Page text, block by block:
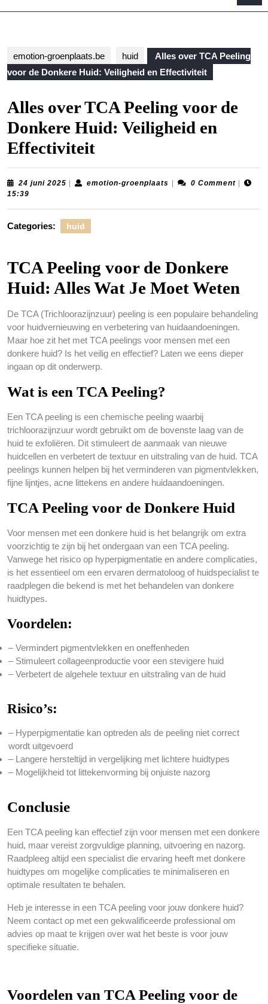
emotion-groenplaats.be huid
Alles over TCA Peeling
voor de Donkere Huid: Veiligheid en Effectiviteit
Alles over TCA Peeling voor de
Donkere Huid: Veiligheid en
Effectiviteit
24 juni 2025 24
emotion-groenplaats emotion-0 Comment
15:39
Categories: huid
TCA Peeling voor de Donkere
Huid: Alles Wat Je Moet Weten
De TCA (Trichloorazijnzuur) peeling is een populaire behandeling
voor huidvernieuwing en verbetering van huidaandoeningen.
Maar hoe zit het met TCA peelings voor mensen met een
donkere huid? Is het veilig en effectief? Laten we eens dieper
ingaan op dit onderwerp.
Wat is een TCA Peeling?
Een TCA peeling is een chemische peeling waarbij
trichloorazijnzuur wordt gebruikt om de bovenste laag van de
huid te exfoliëren. Dit stimuleert de aanmaak van nieuwe
huidcellen en verbetert de textuur en uitstraling van de huid. TCA
peelings kunnen helpen bij het verminderen van pigmentvlekken,
fijne lijntjes, acne littekens en andere huidaandoeningen.
TCA Peeling voor de Donkere Huid
Voor mensen met een donkere huid is het belangrijk om extra
voorzichtig te zijn bij het ondergaan van een TCA peeling.
Vanwege het risico op hyperpigmentatie en andere complicaties,
is het essentieel om een ervaren dermatoloog of huidspecialist te
raadplegen die bekend is met het behandelen van donkere
huidtypes.
Voordelen:
– Vermindert pigmentvlekken en oneffenheden
– Stimuleert collageenproductie voor een stevigere huid
– Verbetert de algehele textuur en uitstraling van de huid
Risico’s:
– Hyperpigmentatie kan optreden als de peeling niet correct
wordt uitgevoerd
– Langere hersteltijd in vergelijking met lichtere huidtypes
– Mogelijkheid tot littekenvorming bij onjuiste nazorg
Conclusie
Een TCA peeling kan effectief zijn voor mensen met een donkere
huid, maar vereist zorgvuldige planning, uitvoering en nazorg.
Raadpleeg altijd een specialist die ervaring heeft met donkere
huidtypes om mogelijke complicaties te minimaliseren en
optimale resultaten te behalen.
Heb je interesse in een TCA peeling voor jouw donkere huid?
Neem contact op met een gekwalificeerde professional om
advies op maat te krijgen over wat het beste is voor jouw
specifieke situatie.
Voordelen van TCA Peeling voor de